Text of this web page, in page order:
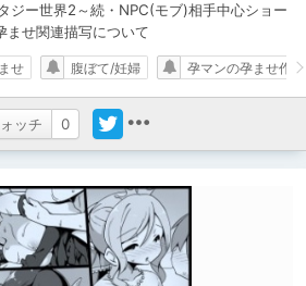
ジー世界2～続・NPC(モブ)相手中心ショー
ませ関連描写について
ッチ 0
せ 腹ぼて/妊婦 孕マンの孕ませ作